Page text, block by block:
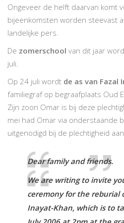
Ongeveer de helft daarvan komt
bijeenkomsten worden steevast
landelijke pers.
De zomerschool van dit jaar
juli.
Op 24 juli wordt de as van Fazal
familiegraf op begraafplaats Oud
Zijn zoon Omar is bij deze
mei had Omar via onderstaande
uitgenodigd bij de plechtigheid
Dear family and friends.
We are writing to invite
ceremony for the reburial
Inayat-Khan, which is to